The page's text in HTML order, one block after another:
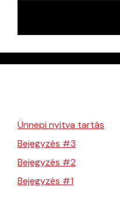
Ünnepi nyitva tartás
Bejegyzés #3
Bejegyzés #2
Bejegyzés #1